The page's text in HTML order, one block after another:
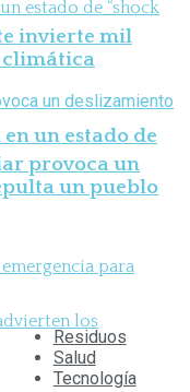
un estado de
invierte mil
climática
provoca un
un pueblo
Residuos
Salud
Tecnología